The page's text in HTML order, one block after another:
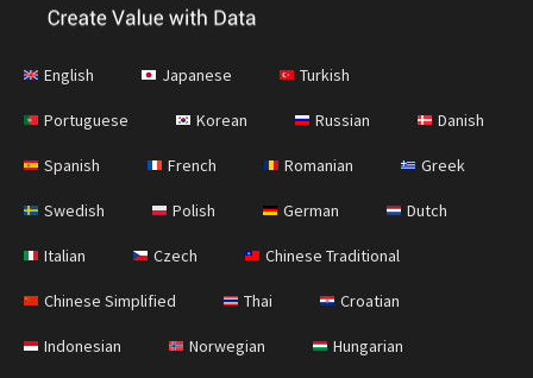
English Japanese Turkish
Portuguese Korean Russian Danish
Spanish French Romanian Greek
Swedish Polish German Dutch
Italian Czech Chinese Traditional
Chinese Simplified Thai Croatian
Indonesian Norwegian Hungarian